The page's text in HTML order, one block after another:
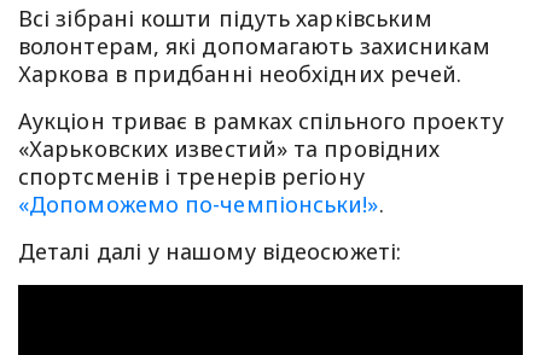
Всі зібрані кошти підуть харківським
волонтерам, які допомагають захисникам
Харкова в придбанні необхідних речей.
Аукціон триває в рамках спільного проекту
«Харьковских известий» та провідних
спортсменів і тренерів регіону
«Допоможемо по-чемпіонськи!».
Деталі далі у нашому відеосюжеті: